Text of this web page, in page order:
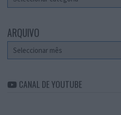
ARQUIVO
Arquivo
CANAL DE YOUTUBE